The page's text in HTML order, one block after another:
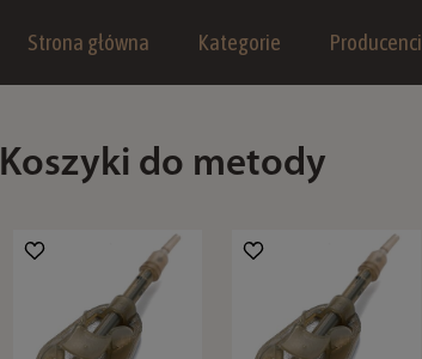
Strona główna Kategorie Producenci
Koszyki do metody